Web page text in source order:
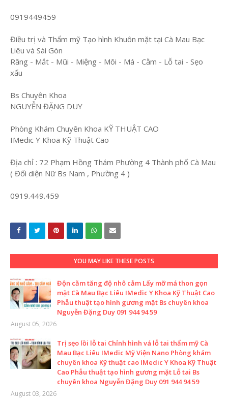
0919449459
Điều trị và Thẩm mỹ Tạo hình Khuôn mặt tại Cà Mau Bạc
Liêu và Sài Gòn
Răng - Mắt - Mũi - Miệng - Môi - Má - Cằm - Lỗ tai - Sẹo
xấu
Bs Chuyên Khoa
NGUYỄN ĐẶNG DUY
Phòng Khám Chuyên Khoa KỸ THUẬT CAO
IMedic Y Khoa Kỹ Thuật Cao
Địa chỉ : 72 Phạm Hồng Thám Phường 4 Thành phố Cà Mau
( Đối diện Nữ Bs Nam , Phường 4 )
0919.449.459
YOU MAY LIKE THESE POSTS
Độn cằm tăng độ nhô cằm Lấy mỡ má thon gọn
mặt Cà Mau Bạc Liêu IMedic Y Khoa Kỹ Thuật Cao
Phẫu thuật tạo hình gương mặt Bs chuyên khoa
Nguyễn Đặng Duy 091 944 94 59
August 05, 2026
Trị sẹo lồi lỗ tai Chỉnh hình vá lỗ tai thẩm mỹ Cà
Mau Bạc Liêu IMedic Mỹ Viện Nano Phòng khám
chuyên khoa Kỹ thuật cao IMedic Y Khoa Kỹ Thuật
Cao Phẫu thuật tạo hình gương mặt Lỗ tai Bs
chuyên khoa Nguyễn Đặng Duy 091 944 94 59
August 03, 2026